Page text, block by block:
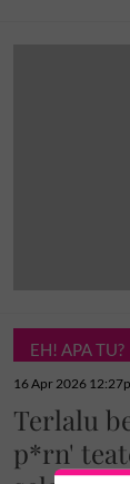
EH! APA TU?
16 Apr 2026
Terlalu
p*rn'